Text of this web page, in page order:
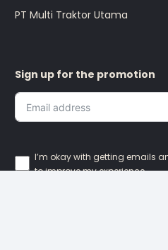
PT Multi Traktor Utama
Sign up for the promotion
I’m okay with getting emails
to improve my experience.